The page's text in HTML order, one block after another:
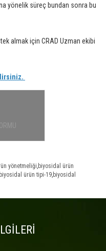
yönelik süreç bundan sonra bu
almak için CRAD Uzman ekibi
yönetmeliği,biyosidal ürün
biyosidal ürün tipi-19,biyosidal